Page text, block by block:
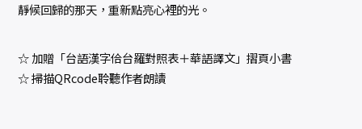
靜候回歸的那天，重新點亮心裡的光。
☆ 加贈「台語漢字佮台羅對照表＋華語譯文」摺頁小書
☆ 掃描QRcode聆聽作者朗讀